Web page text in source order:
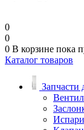
0
0
0 В корзине пока
Каталог товаров
Запчасти